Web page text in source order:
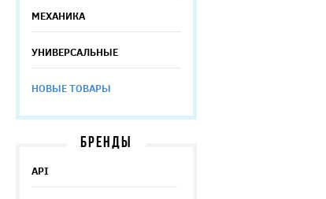
МЕХАНИКА
УНИВЕРСАЛЬНЫЕ
НОВЫЕ ТОВАРЫ
БРЕНДЫ
API